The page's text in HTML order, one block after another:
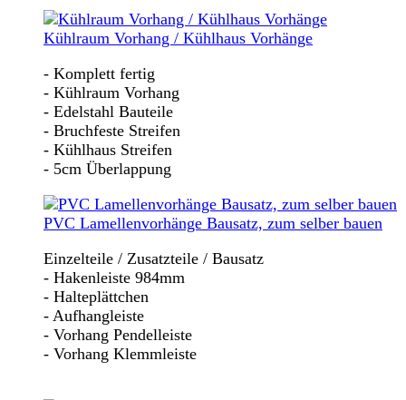
Kühlraum Vorhang / Kühlhaus Vorhänge
- Komplett fertig
- Kühlraum Vorhang
- Edelstahl Bauteile
- Bruchfeste Streifen
- Kühlhaus Streifen
- 5cm Überlappung
PVC Lamellenvorhänge Bausatz, zum selber bauen
Einzelteile / Zusatzteile / Bausatz
- Hakenleiste 984mm
- Halteplättchen
- Aufhangleiste
- Vorhang Pendelleiste
- Vorhang Klemmleiste